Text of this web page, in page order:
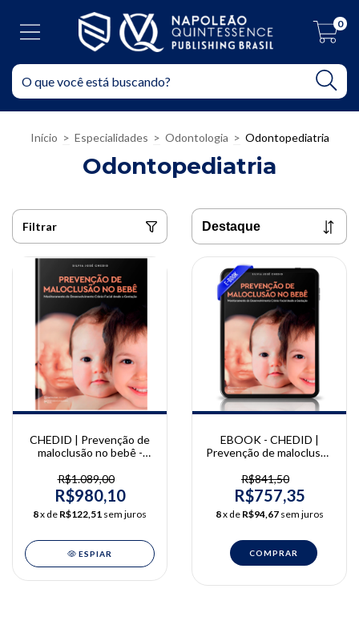
0
Início > Especialidades > Odontologia > Odontopediatria
Odontopediatria
Filtrar
CHEDID | Prevenção de
maloclusão no bebê -
Crescimento Crânio
Facial desde a Gestação |
Silvia Chedid
R$1.089,00
R$980,10
8x de R$122,51 sem juros
ESPIAR
EBOOK - CHEDID |
Prevenção de maloclusão
do Crescimento Crânio
Facial desde a Gestação |
Silvia Chedid
R$841,50
R$757,35
8x de R$94,67 sem juros